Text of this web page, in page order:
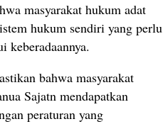
masyarakat hukum adat
hukum sendiri yang perlu
keberadaannya.
bahwa masyarakat
Sajatn mendapatkan
peraturan yang